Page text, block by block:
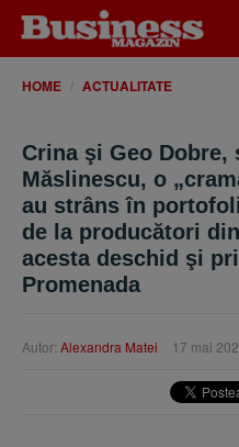
HOME ACTUALITATE
Crina şi Geo
Măslinescu, o
au strâns în
de la producători
acesta deschid şi
Promenada
Autor: Alexandra Matei 17 mai